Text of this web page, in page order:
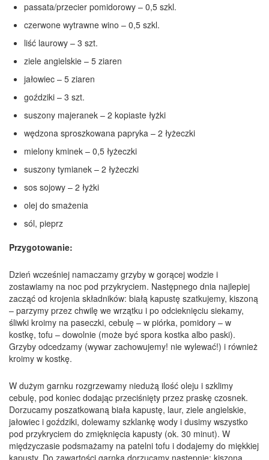
passata/przecier pomidorowy – 0,5 szkl.
czerwone wytrawne wino – 0,5 szkl.
liść laurowy – 3 szt.
ziele angielskie – 5 ziaren
jałowiec – 5 ziaren
goździki – 3 szt.
suszony majeranek – 2 kopiaste łyżki
wędzona sproszkowana papryka – 2 łyżeczki
mielony kminek – 0,5 łyżeczki
suszony tymianek – 2 łyżeczki
sos sojowy – 2 łyżki
olej do smażenia
sól, pieprz
Przygotowanie:
Dzień wcześniej namaczamy grzyby w gorącej wodzie i
zostawiamy na noc pod przykryciem. Następnego dnia najlepiej
zacząć od krojenia składników: białą kapustę szatkujemy, kiszoną
– parzymy przez chwilę we wrzątku i po odcieknięciu siekamy,
śliwki kroimy na paseczki, cebulę – w piórka, pomidory – w
kostkę, tofu – dowolnie (może być spora kostka albo paski).
Grzyby odcedzamy (wywar zachowujemy! nie wylewać!) i również
kroimy w kostkę.
W dużym garnku rozgrzewamy niedużą ilość oleju i szklimy
cebulę, pod koniec dodając przeciśnięty przez praskę czosnek.
Dorzucamy poszatkowaną biała kapustę, laur, ziele angielskie,
jałowiec i goździki, dolewamy szklankę wody i dusimy wszystko
pod przykryciem do zmięknięcia kapusty (ok. 30 minut). W
międzyczasie podsmażamy na patelni tofu i dodajemy do miękkiej